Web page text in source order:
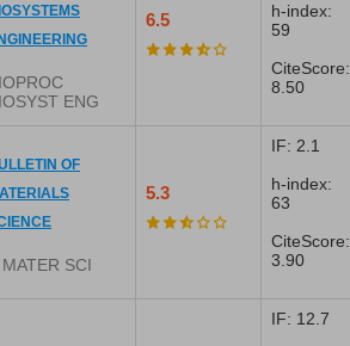
ENG
6.5
h-index:
59
CiteScore:
8.50
OF
MATER SCI
5.3
IF: 2.1
h-index:
63
CiteScore:
3.90
IF: 12.7